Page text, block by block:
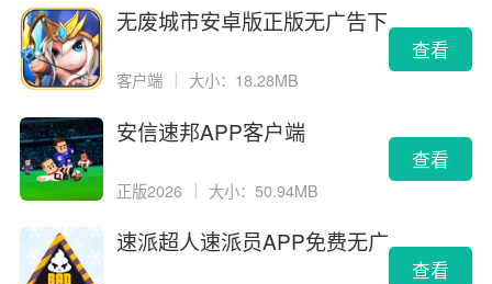
无废城市安卓版正版无广告下
客户端 大小：18.28MB
查看
安信速邦APP客户端
正版2026 ｜ 大小：50.94MB
查看
速派超人速派员APP免费无广
查看